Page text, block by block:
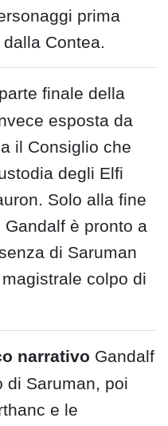
prima
Contea.
finale della
esposta da
il Consiglio che
degli Elfi
Solo alla fine
è pronto a
di Saruman
colpo di
narrativo Gandalf
di Saruman, poi
e le